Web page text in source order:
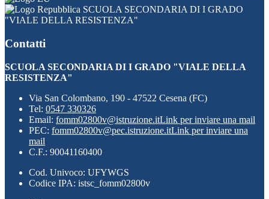
SCUOLA SECONDARIA DI I GRADO
"VIALE DELLA RESISTENZA"
Contatti
SCUOLA SECONDARIA DI I GRADO "VIALE DELLA
RESISTENZA"
Via San Colombano, 190 - 47522 Cesena (FC)
Tel: 0547 330326
Email: fomm02800v@istruzione.itLink per inviare una mail
PEC: fomm02800v@pec.istruzione.itLink per inviare una
mail
C.F.: 90041160400
Cod. Univoco: UFYWGS
Codice IPA: istsc_fomm02800v